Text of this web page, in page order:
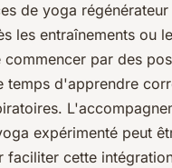
de yoga
les entraînements ou
commencer par des
temps d'apprendre
expérimenté peut
faciliter cette